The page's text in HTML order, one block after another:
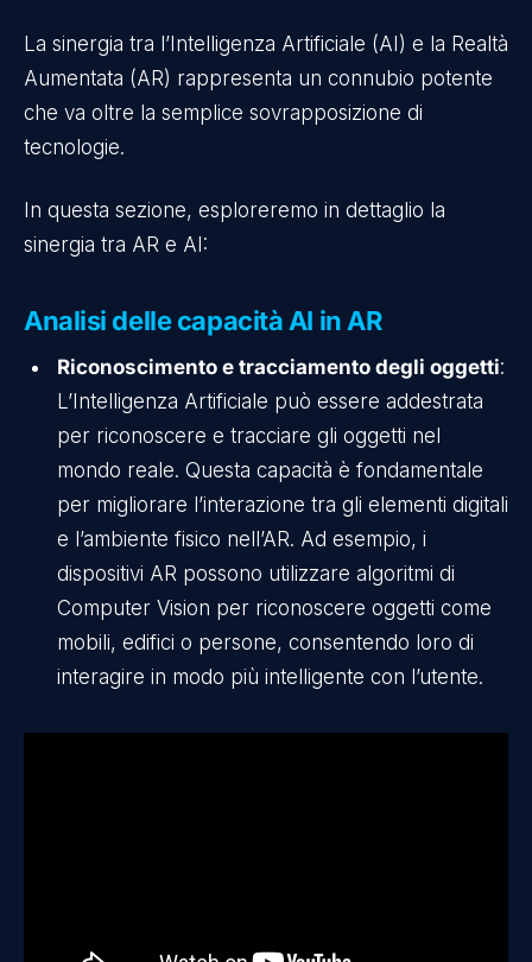
La sinergia tra l’Intelligenza Artificiale (AI) e la Realtà
Aumentata (AR) rappresenta un connubio potente
che va oltre la semplice sovrapposizione di
tecnologie.
In questa sezione, esploreremo in dettaglio la
sinergia tra AR e AI:
Analisi delle capacità AI in AR
Riconoscimento e tracciamento degli oggetti:
L’Intelligenza Artificiale può essere addestrata
per riconoscere e tracciare gli oggetti nel
mondo reale. Questa capacità è fondamentale
per migliorare l’interazione tra gli elementi digitali
e l’ambiente fisico nell’AR. Ad esempio, i
dispositivi AR possono utilizzare algoritmi di
Computer Vision per riconoscere oggetti come
mobili, edifici o persone, consentendo loro di
interagire in modo più intelligente con l’utente.